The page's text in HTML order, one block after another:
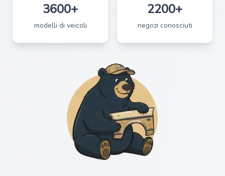
3600+
modelli di veicoli
2200+
negozi conosciuti